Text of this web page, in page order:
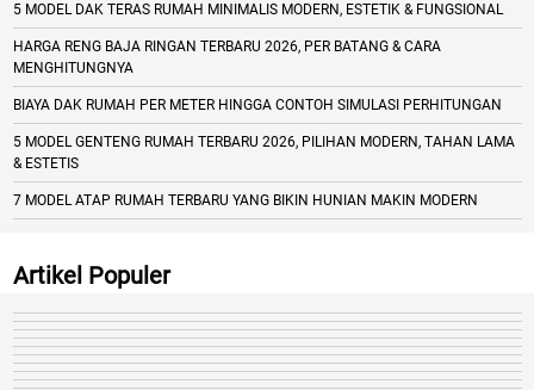
5 MODEL DAK TERAS RUMAH MINIMALIS MODERN, ESTETIK & FUNGSIONAL
HARGA RENG BAJA RINGAN TERBARU 2026, PER BATANG & CARA
MENGHITUNGNYA
BIAYA DAK RUMAH PER METER HINGGA CONTOH SIMULASI PERHITUNGAN
5 MODEL GENTENG RUMAH TERBARU 2026, PILIHAN MODERN, TAHAN LAMA
& ESTETIS
7 MODEL ATAP RUMAH TERBARU YANG BIKIN HUNIAN MAKIN MODERN
Artikel Populer